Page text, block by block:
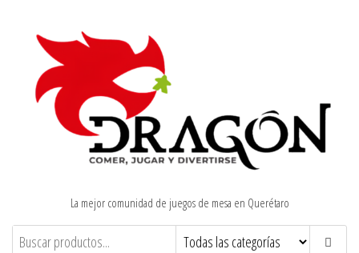
contenido
La mejor comunidad de juegos de mesa en Querétaro